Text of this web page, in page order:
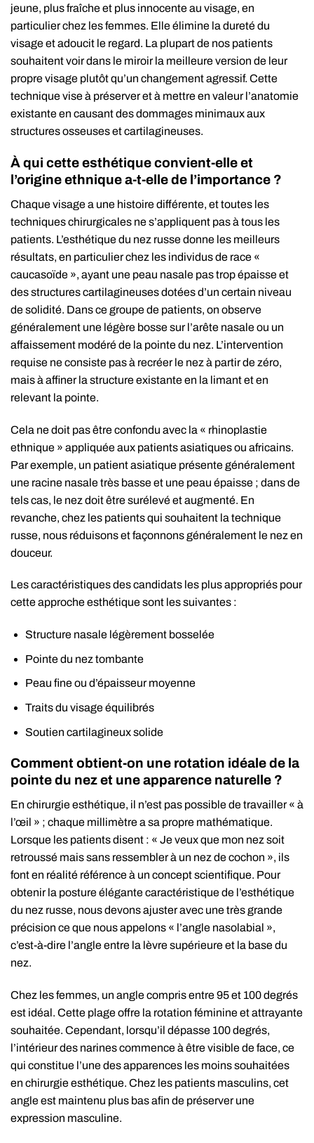
jeune, plus fraîche et plus innocente au visage, en
particulier chez les femmes. Elle élimine la dureté du
visage et adoucit le regard. La plupart de nos patients
souhaitent voir dans le miroir la meilleure version de leur
propre visage plutôt qu’un changement agressif. Cette
technique vise à préserver et à mettre en valeur l’anatomie
existante en causant des dommages minimaux aux
structures osseuses et cartilagineuses.
À qui cette esthétique convient-elle et
l’origine ethnique a-t-elle de l’importance ?
Chaque visage a une histoire différente, et toutes les
techniques chirurgicales ne s’appliquent pas à tous les
patients. L’esthétique du nez russe donne les meilleurs
résultats, en particulier chez les individus de race «
caucasoïde », ayant une peau nasale pas trop épaisse et
des structures cartilagineuses dotées d’un certain niveau
de solidité. Dans ce groupe de patients, on observe
généralement une légère bosse sur l’arête nasale ou un
affaissement modéré de la pointe du nez. L’intervention
requise ne consiste pas à recréer le nez à partir de zéro,
mais à affiner la structure existante en la limant et en
relevant la pointe.
Cela ne doit pas être confondu avec la « rhinoplastie
ethnique » appliquée aux patients asiatiques ou africains.
Par exemple, un patient asiatique présente généralement
une racine nasale très basse et une peau épaisse ; dans de
tels cas, le nez doit être surélevé et augmenté. En
revanche, chez les patients qui souhaitent la technique
russe, nous réduisons et façonnons généralement le nez en
douceur.
Les caractéristiques des candidats les plus appropriés pour
cette approche esthétique sont les suivantes :
Structure nasale légèrement bosselée
Pointe du nez tombante
Peau fine ou d’épaisseur moyenne
Traits du visage équilibrés
Soutien cartilagineux solide
Comment obtient-on une rotation idéale de la
pointe du nez et une apparence naturelle ?
En chirurgie esthétique, il n’est pas possible de travailler « à
l’œil » ; chaque millimètre a sa propre mathématique.
Lorsque les patients disent : « Je veux que mon nez soit
retroussé mais sans ressembler à un nez de cochon », ils
font en réalité référence à un concept scientifique. Pour
obtenir la posture élégante caractéristique de l’esthétique
du nez russe, nous devons ajuster avec une très grande
précision ce que nous appelons « l’angle nasolabial »,
c’est-à-dire l’angle entre la lèvre supérieure et la base du
nez.
Chez les femmes, un angle compris entre 95 et 100 degrés
est idéal. Cette plage offre la rotation féminine et attrayante
souhaitée. Cependant, lorsqu’il dépasse 100 degrés,
l’intérieur des narines commence à être visible de face, ce
qui constitue l’une des apparences les moins souhaitées
en chirurgie esthétique. Chez les patients masculins, cet
angle est maintenu plus bas afin de préserver une
expression masculine.